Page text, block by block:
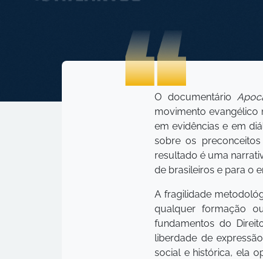
O documentário
movimento evangélico
em evidências e em
sobre os
resultado é uma
de brasileiros e para o
A fragilidade
qualquer formação
fundamentos do
liberdade de
social e histórica, ela